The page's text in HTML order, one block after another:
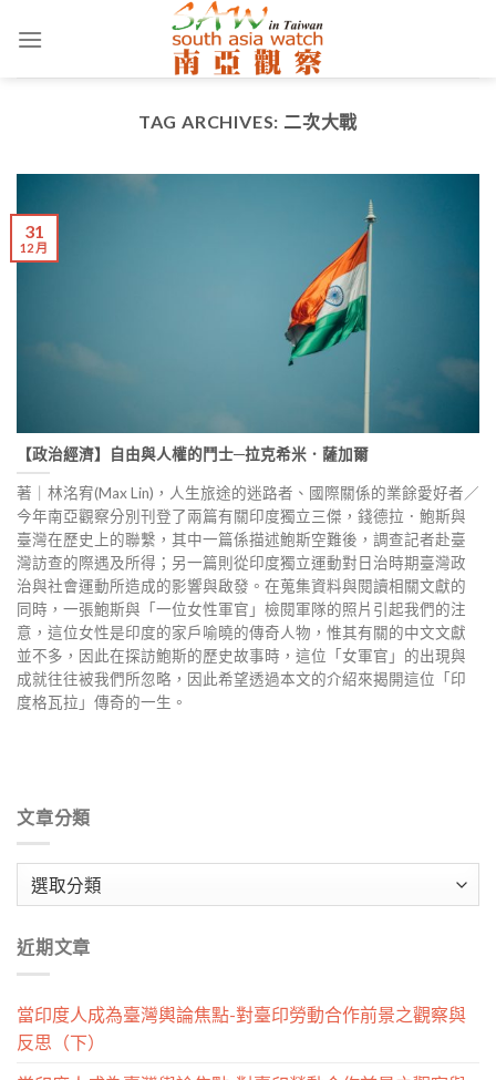
TAG ARCHIVES: 二次大戰
【政治經濟】自由與人權的鬥士─拉克希米．薩加爾
著｜林洺宥(Max Lin)，人生旅途的迷路者、國際關係的業餘愛好者／
今年南亞觀察分別刊登了兩篇有關印度獨立三傑，錢德拉．鮑斯與
臺灣在歷史上的聯繫，其中一篇係描述鮑斯空難後，調查記者赴臺
灣訪查的際遇及所得；另一篇則從印度獨立運動對日治時期臺灣政
治與社會運動所造成的影響與啟發。在蒐集資料與閱讀相關文獻的
同時，一張鮑斯與「一位女性軍官」檢閱軍隊的照片引起我們的注
意，這位女性是印度的家戶喻曉的傳奇人物，惟其有關的中文文獻
並不多，因此在探訪鮑斯的歷史故事時，這位「女軍官」的出現與
成就往往被我們所忽略，因此希望透過本文的介紹來揭開這位「印
度格瓦拉」傳奇的一生。
31
12 月
文章分類
章
類
近期文章
當印度人成為臺灣輿論焦點-對臺印勞動合作前景之觀察與
反思（下）